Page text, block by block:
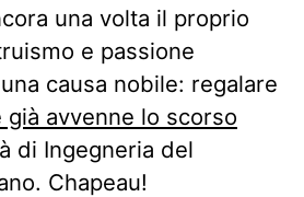
una volta il proprio
e passione
causa nobile: regalare
già avvenne lo scorso
di Ingegneria del
Chapeau!